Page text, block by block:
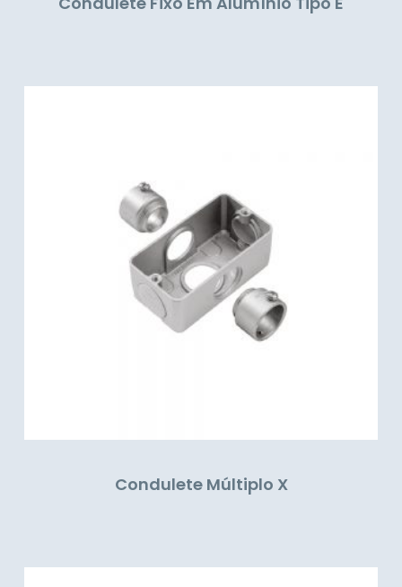
Condulete Múltiplo X